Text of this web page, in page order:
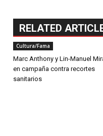
RELATED
Cultura/Fama
Marc Anthony y Lin-Manuel
en campaña contra recortes
sanitarios